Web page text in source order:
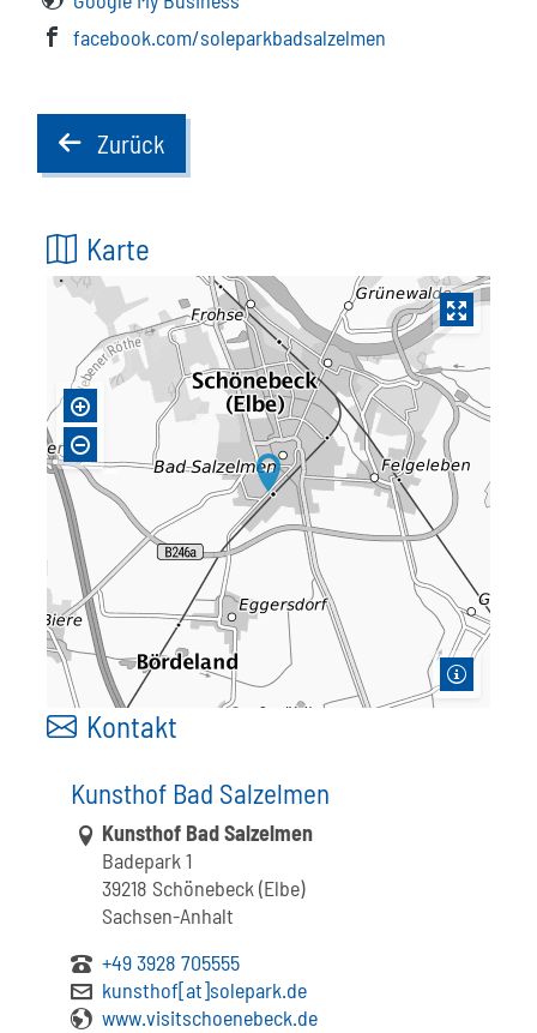
facebook.com/soleparkbadsalzelmen
backZurück
Karte
Kontakt
Kunsthof Bad Salzelmen
Link zur Google-Maps Navigation
Kunsthof Bad Salzelmen
Badepark 1
39218 Schönebeck (Elbe)
Sachsen-Anhalt
+49 3928 705555
kunsthof[at]solepark.de
www.visitschoenebeck.de